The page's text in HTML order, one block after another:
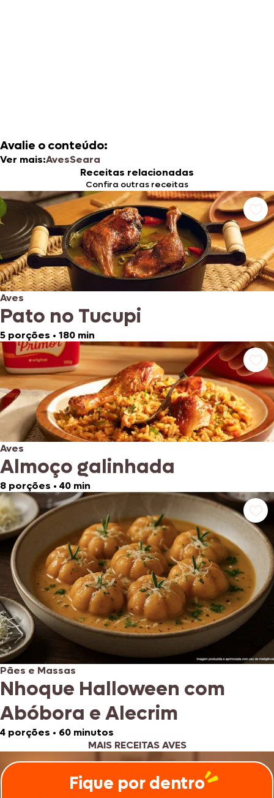
Avalie o conteúdo:
Ver mais:AvesSeara
Receitas relacionadas
Confira outras receitas
Aves
Pato no Tucupi
5 porções • 180 min
Aves
Almoço galinhada
8 porções • 40 min
Pães e Massas
Nhoque Halloween com
Abóbora e Alecrim
4 porções • 60 minutos
MAIS RECEITAS AVES
Fique por dentro